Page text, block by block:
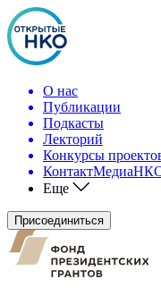
О нас
Публикации
Подкасты
Лекторий
Конкурсы
Еще
Присоединиться